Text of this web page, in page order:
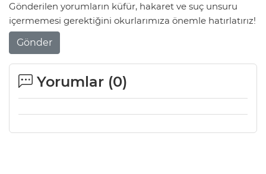
Gönderilen yorumların küfür, hakaret ve suç unsuru
içermemesi gerektiğini okurlarımıza önemle hatırlatırız!
Gönder
Yorumlar (0)